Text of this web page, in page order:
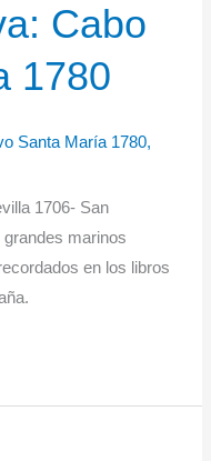
Cabo
1780
Santa María 1780,
1706- San
marinos
en los libros